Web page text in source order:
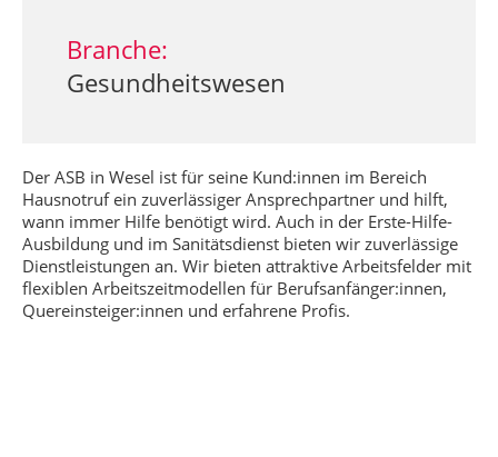
Der ASB in Wesel ist für seine Kund:innen im Bereich
Hausnotruf ein zuverlässiger Ansprechpartner und hilft,
wann immer Hilfe benötigt wird. Auch in der Erste-Hilfe-
Ausbildung und im Sanitätsdienst bieten wir zuverlässige
Dienstleistungen an. Wir bieten attraktive Arbeitsfelder mit
flexiblen Arbeitszeitmodellen für Berufsanfänger:innen,
Quereinsteiger:innen und erfahrene Profis.
Branche:
Gesundheitswesen